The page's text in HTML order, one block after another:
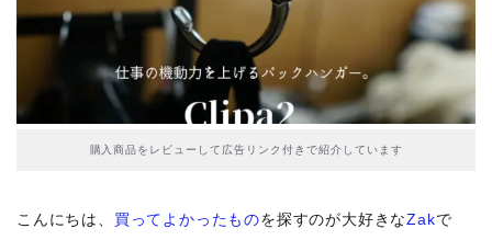
購入商品をレビューして広告リンク付きで紹介しています
こんにちは、 買ってよかったものを探すのが大好きなZakで